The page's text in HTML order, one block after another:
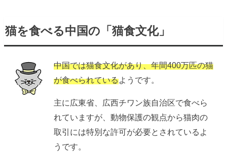
猫を食べる中国の「猫食文化」
中国では猫食文化があり、年間400万匹の猫
が食べられているようです。
主に広東省、広西チワン族自治区で食べら
れていますが、動物保護の観点から猫肉の
取引には特別な許可が必要とされているよ
うです。